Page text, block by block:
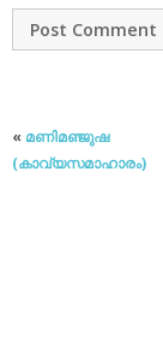
« മണിമഞ്ജുഷ
(കാവ്യസമാഹാരം)